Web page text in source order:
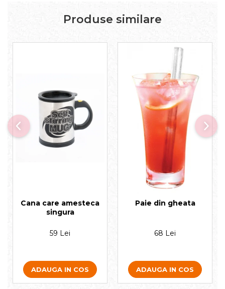
Produse similare
Cana care amesteca
singura
59 Lei
ADAUGA IN COS
Paie din gheata
68 Lei
ADAUGA IN COS